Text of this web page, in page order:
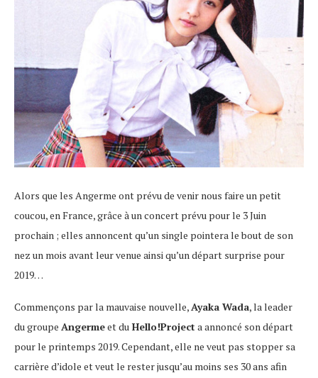
Alors que les Angerme ont prévu de venir nous faire un petit
coucou, en France, grâce à un concert prévu pour le 3 Juin
prochain ; elles annoncent qu’un single pointera le bout de son
nez un mois avant leur venue ainsi qu’un départ surprise pour
2019…
Commençons par la mauvaise nouvelle,Ayaka Wada, la leader
du groupe Angermeet du Hello!Project a annoncé son départ
pour le printemps 2019. Cependant, elle ne veut pas stopper sa
carrière d’idole et veut le rester jusqu’au moins ses 30 ans afin